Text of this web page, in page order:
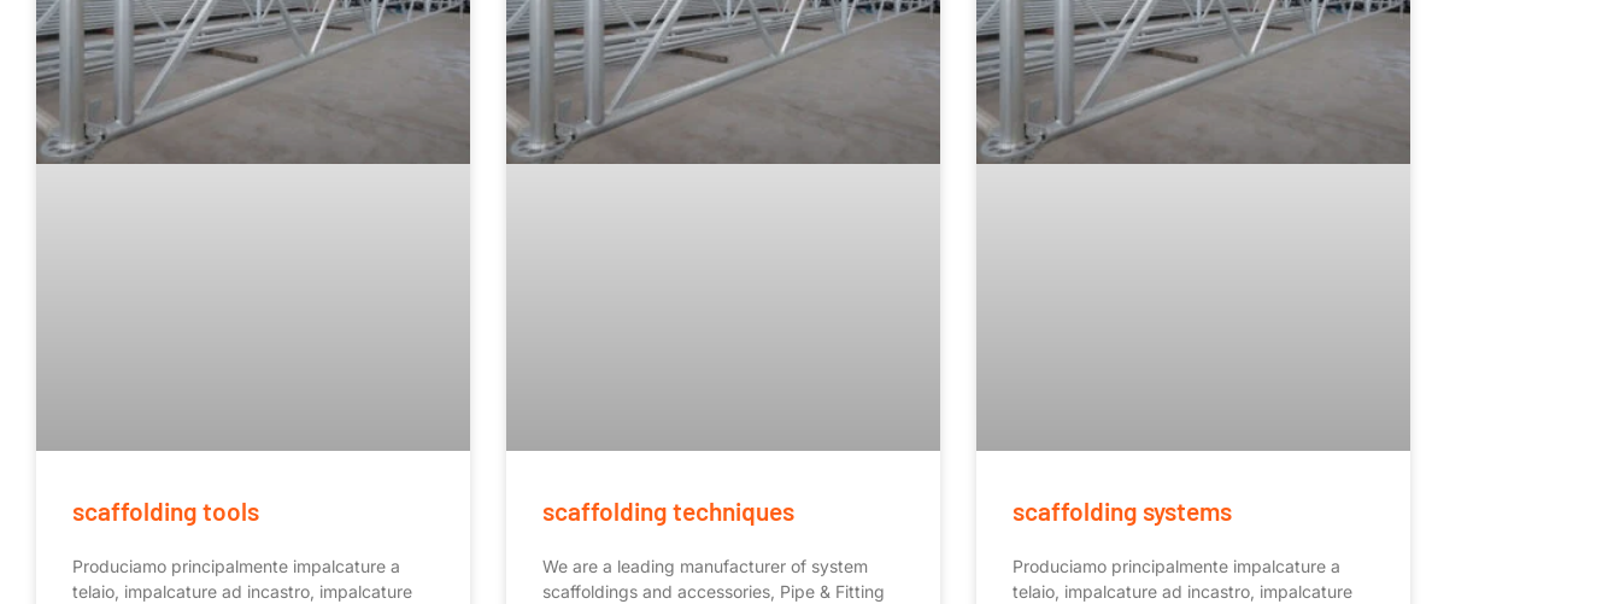
scaffolding tools
Produciamo principalmente impalcature a
telaio, impalcature ad incastro, impalcature
scaffolding techniques
We are a leading manufacturer of system
scaffoldings and accessories, Pipe & Fitting
scaffolding systems
Produciamo principalmente impalcature a
telaio, impalcature ad incastro, impalcature